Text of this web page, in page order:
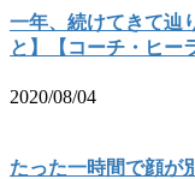
一年、続けてきて辿
と】【コーチ・ヒー
2020/08/04
たった一時間で顔が